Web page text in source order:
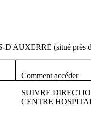
Comment accéder
SUIVRE
CENTRE